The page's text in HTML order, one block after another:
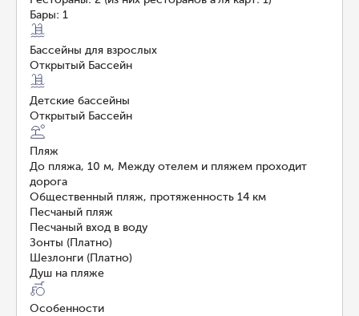
Бары: 1
Бассейны для взрослых
Открытый Бассейн
Детские бассейны
Открытый Бассейн
Пляж
До пляжа, 10 м, Между отелем и пляжем проходит
дорога
Общественный пляж, протяженность 14 км
Песчаный пляж
Песчаный вход в воду
Зонты (Платно)
Шезлонги (Платно)
Душ на пляже
Особенности